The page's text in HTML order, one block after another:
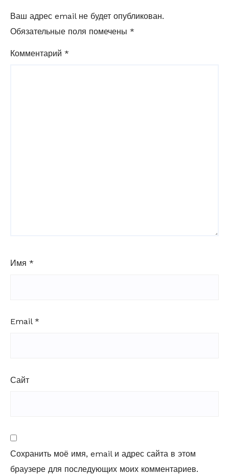
Ваш адрес email не будет опубликован.
Обязательные поля помечены *
Комментарий *
Имя *
Email *
Сайт
Сохранить моё имя, email и адрес сайта в этом
браузере для последующих моих комментариев.